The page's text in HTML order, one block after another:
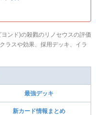
ンド)の殺戮のリノセウスの評価
ラスや効果、採用デッキ、イラ
最強デッキ
新カード情報まとめ